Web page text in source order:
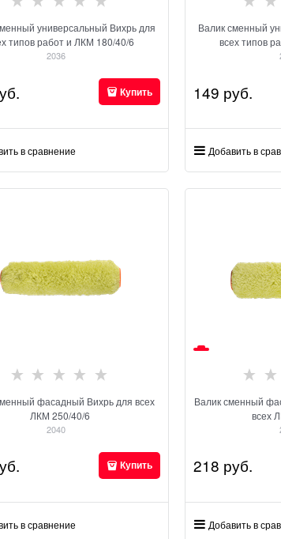
универсальный Вихрь для
типов работ и ЛКМ 180/40/6
2036
Купить
в сравнение
Валик сменный
всех типов
149 руб.
Добавить в
фасадный Вихрь для всех
ЛКМ 250/40/6
2040
Купить
в сравнение
Валик сменный
всех
218 руб.
Добавить в